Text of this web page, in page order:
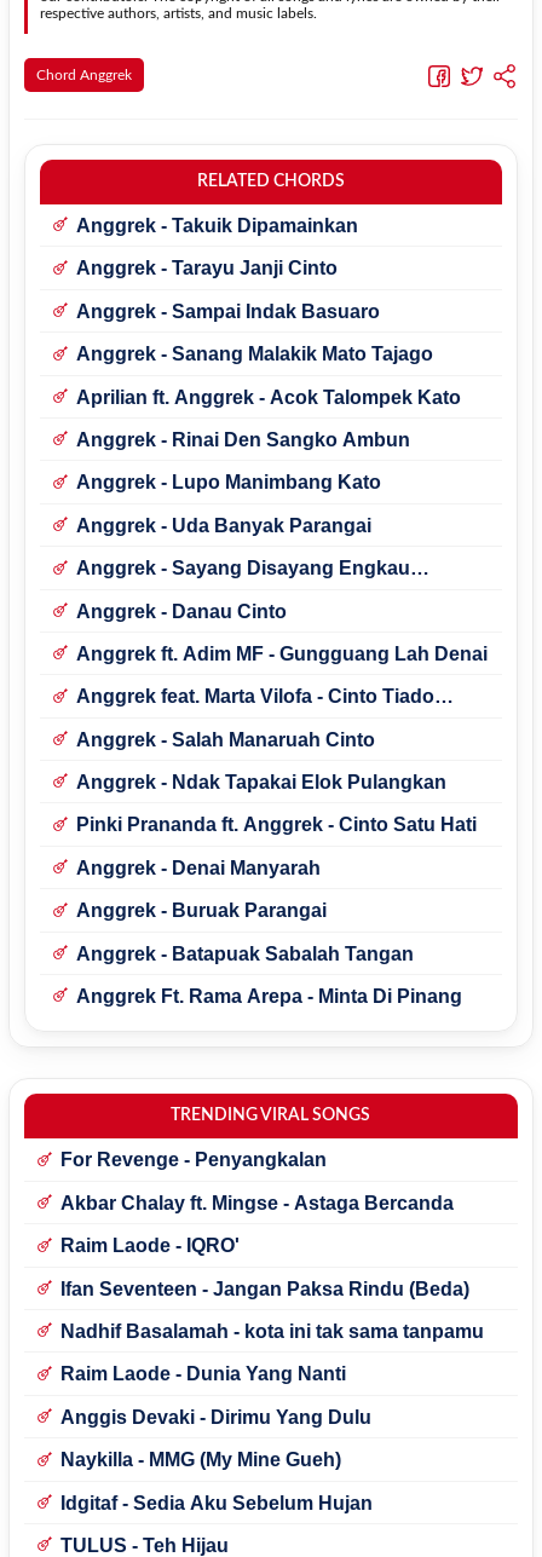
respective authors, artists, and music labels.
Chord Anggrek
RELATED CHORDS
Anggrek - Takuik Dipamainkan
Anggrek - Tarayu Janji Cinto
Anggrek - Sampai Indak Basuaro
Anggrek - Sanang Malakik Mato Tajago
Aprilian ft. Anggrek - Acok Talompek Kato
Anggrek - Rinai Den Sangko Ambun
Anggrek - Lupo Manimbang Kato
Anggrek - Uda Banyak Parangai
Anggrek - Sayang Disayang Engkau
Anggrek - Danau Cinto
Anggrek ft. Adim MF - Gungguang Lah Denai
Anggrek feat. Marta Vilofa - Cinto Tiado
Anggrek - Salah Manaruah Cinto
Anggrek - Ndak Tapakai Elok Pulangkan
Pinki Prananda ft. Anggrek - Cinto Satu Hati
Anggrek - Denai Manyarah
Anggrek - Buruak Parangai
Anggrek - Batapuak Sabalah Tangan
Anggrek Ft. Rama Arepa - Minta Di Pinang
TRENDING VIRAL SONGS
For Revenge - Penyangkalan
Akbar Chalay ft. Mingse - Astaga Bercanda
Raim Laode - IQRO'
Ifan Seventeen - Jangan Paksa Rindu (Beda)
Nadhif Basalamah - kota ini tak sama tanpamu
Raim Laode - Dunia Yang Nanti
Anggis Devaki - Dirimu Yang Dulu
Naykilla - MMG (My Mine Gueh)
Idgitaf - Sedia Aku Sebelum Hujan
TULUS - Teh Hijau